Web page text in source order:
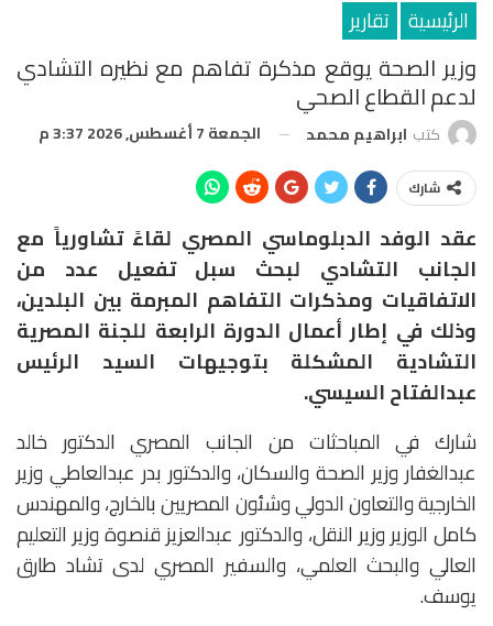
الرئيسية تقارير
وزير الصحة يوقع مذكرة تفاهم مع نظيره التشادي
لدعم القطاع الصحي
كتب ابراهيم محمد الجمعة 7 أغسطس, 2026 3:37 م
شارك
عقد الوفد الدبلوماسي المصري لقاءً تشاورياً مع
الجانب التشادي لبحث سبل تفعيل عدد من
الاتفاقيات ومذكرات التفاهم المبرمة بين البلدين،
وذلك في إطار أعمال الدورة الرابعة للجنة المصرية
التشادية المشكلة بتوجيهات السيد الرئيس
عبدالفتاح السيسي.
شارك في المباحثات من الجانب المصري الدكتور خالد
عبدالغفار وزير الصحة والسكان، والدكتور بدر عبدالعاطي وزير
الخارجية والتعاون الدولي وشئون المصريين بالخارج، والمهندس
كامل الوزير وزير النقل، والدكتور عبدالعزيز قنصوة وزير التعليم
العالي والبحث العلمي، والسفير المصري لدى تشاد طارق
يوسف.